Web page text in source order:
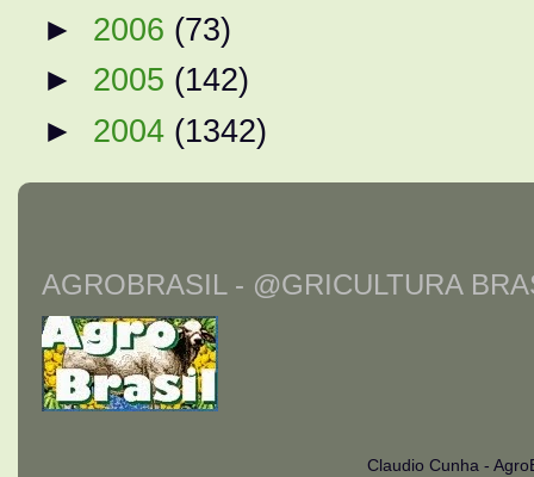
► 2006 (73)
► 2005 (142)
► 2004 (1342)
AGROBRASIL - @GRICULTURA
Claudio Cunha -